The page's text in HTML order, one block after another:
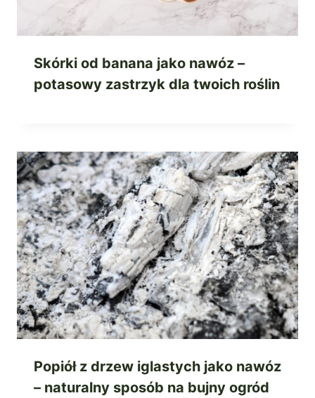
Skórki od banana jako nawóz –
potasowy zastrzyk dla twoich roślin
Popiół z drzew iglastych jako nawóz
– naturalny sposób na bujny ogród